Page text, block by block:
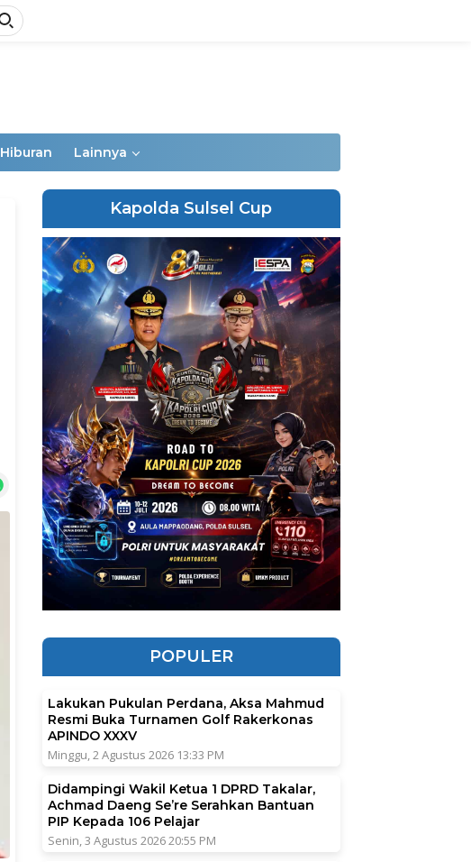
Hiburan Lainnya
Kapolda Sulsel Cup
POPULER
Lakukan Pukulan Perdana, Aksa Mahmud
Resmi Buka Turnamen Golf Rakerkonas
APINDO XXXV
Minggu, 2 Agustus 2026 13:33 PM
Didampingi Wakil Ketua 1 DPRD Takalar,
Achmad Daeng Se’re Serahkan Bantuan
PIP Kepada 106 Pelajar
Senin, 3 Agustus 2026 20:55 PM